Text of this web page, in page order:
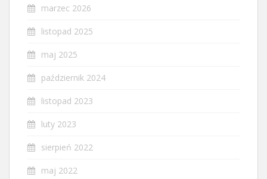
marzec 2026
listopad 2025
maj 2025
październik 2024
listopad 2023
luty 2023
sierpień 2022
maj 2022